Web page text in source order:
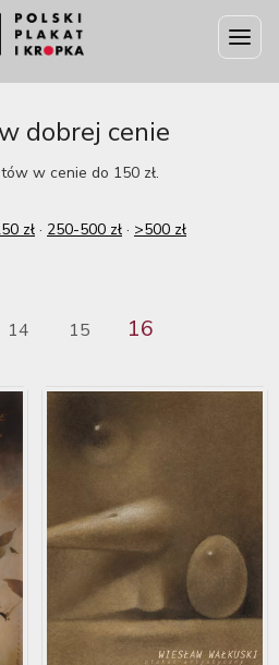
dobrej cenie
w cenie do 150 zł.
zł · 250-500 zł · >500 zł
14 15 16